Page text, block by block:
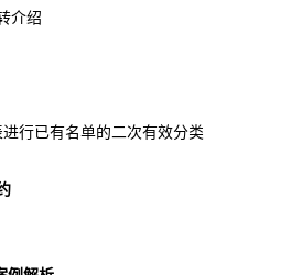
介绍
行已有名单的二次有效分类